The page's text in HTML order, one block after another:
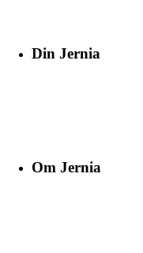
Din Jernia
Om Jernia